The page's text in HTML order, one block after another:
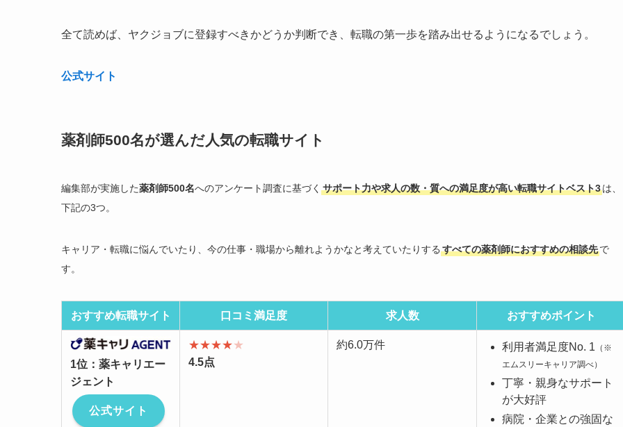
全て読めば、ヤクジョブに登録すべきかどうか判断でき、転職の第一歩を踏み出せるようになるでしょう。
公式サイト
薬剤師500名が選んだ人気の転職サイト
編集部が実施した薬剤師500名へのアンケート調査に基づく サポート力や求人の数・質への満足度が高い転職サイトベスト3は、
下記の3つ。
キャリア・転職に悩んでいたり、今の仕事・職場から離れようかなと考えていたりする すべての薬剤師におすすめの相談先で
す。
おすすめ転職サイト 口コミ満足度 求人数 おすすめポイント
1位：薬キャリエー
ジェント
公式サイト
★★★★★
4.5点
約6.0万件 利用者満足度No. 1 （※
エムスリーキャリア調べ）
丁寧・親身なサポート
が大好評
病院・企業との強固な